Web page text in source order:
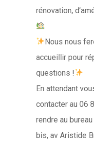
rénovation,
Nous nous
accueillir pour
questions !
En attendant
contacter au 06
rendre au
bis, av Aristide